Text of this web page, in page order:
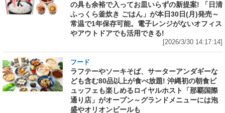
の具も余裕で入ってお皿いらずの新提案! 「日清
ふっくら釜炊き ごはん」が本日30日(月)発売～
常温で1年保存可能。電子レンジがないオフィス
やアウトドアでも活用できる!
[2026/3/30 14:17:14]
フード
ラフテーやソーキそば、サーターアンダギーな
ども含む80品以上が食べ放題! 沖縄初の朝食ビ
ュッフェも楽しめるロイヤルホスト「那覇国際
通り店」がオープン～グランドメニューには泡
盛やオリオンビールも